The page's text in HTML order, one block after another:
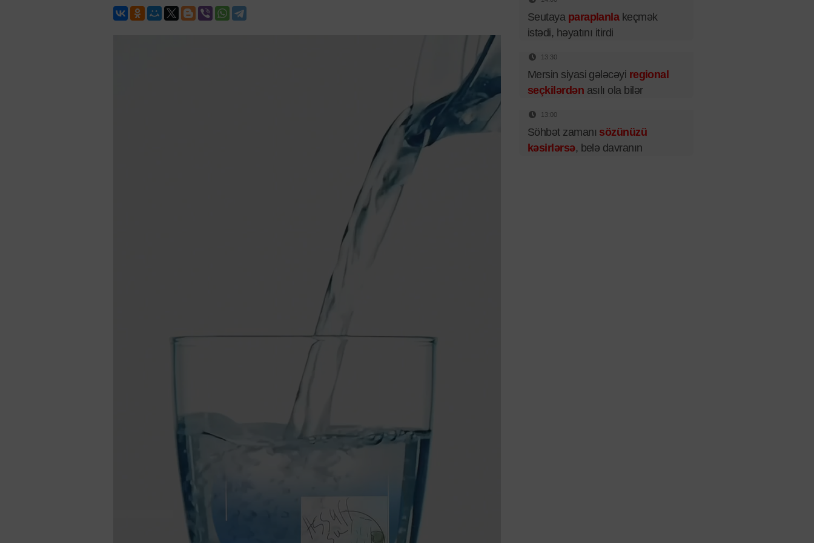
Seutaya paraplanlakeçmək
istədi, həyatını itirdi
13:30
Mersin siyasi gələcəyi regional
seçkilərdən asılı ola bilər
13:00
Söhbət zamanı sözünüzü
kəsirlərsə, belə davranın